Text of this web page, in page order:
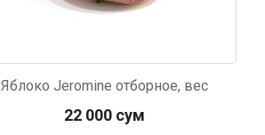
Яблоко Jeromine отборное, вес
22 000 сум